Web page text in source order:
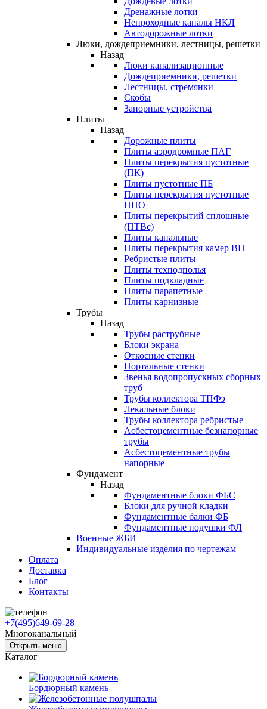
Дренажные лотки
Непроходные каналы НКЛ
Автодорожные лотки
Люки, дождеприемники, лестницы, решетки
Назад
Люки канализационные
Дождеприемники, решетки
Лестницы, стремянки
Скобы
Запорные устройства
Плиты
Назад
Дорожные плиты
Плиты аэродромные ПАГ
Плиты перекрытия пустотные
(ПК)
Плиты пустотные ПБ
Плиты перекрытия пустотные
ПНО
Плиты перекрытий сплошные
(ПТВс)
Плиты канальные
Плиты перекрытия камер ВП
Ребристые плиты
Плиты техподполья
Плиты подкладные
Плиты парапетные
Плиты карнизные
Трубы
Назад
Трубы раструбные
Блоки экрана
Откосные стенки
Портальные стенки
Звенья водопропускных сборных
труб
Трубы коллектора ТПФэ
Лекальные блоки
Трубы коллектора ребристые
Асбестоцементные безнапорные
трубы
Асбестоцементные трубы
напорные
Фундамент
Назад
Фундаментные блоки ФБС
Блоки для ручной кладки
Фундаментные балки ФБ
Фундаментные подушки ФЛ
Военные ЖБИ
Индивидуальные изделия по чертежам
Оплата
Доставка
Блог
Контакты
+7(495)649-69-28
Многоканальный
Открыть меню
Каталог
Бордюрный камень